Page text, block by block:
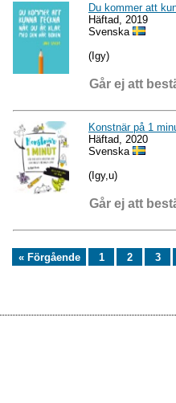
Du kommer att
Häftad, 2019
Svenska
(Igy)
Går ej att
Konstnär på 1
Häftad, 2020
Svenska
(Igy,u)
Går ej att
« Förgående 1 2 3